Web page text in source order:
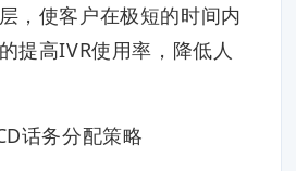
，使客户在极短的时间内
提高IVR使用率，降低人
话务分配策略